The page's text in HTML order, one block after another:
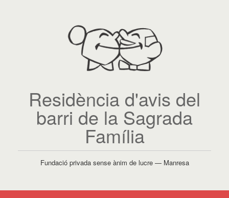
Residència d'avis del
barri de la Sagrada
Família
Fundació privada sense ànim de lucre — Manresa